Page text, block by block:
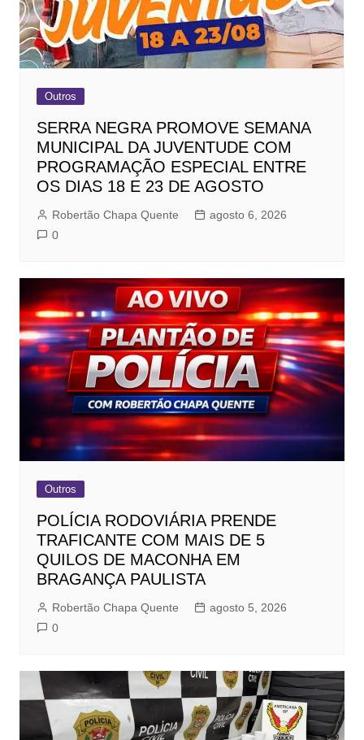
Outros
SERRA NEGRA PROMOVE SEMANA
MUNICIPAL DA JUVENTUDE COM
PROGRAMAÇÃO ESPECIAL ENTRE
OS DIAS 18 E 23 DE AGOSTO
Robertão Chapa Quente
agosto 6, 2026
0
Outros
POLÍCIA RODOVIÁRIA PRENDE
TRAFICANTE COM MAIS DE 5
QUILOS DE MACONHA EM
BRAGANÇA PAULISTA
Robertão Chapa Quente
agosto 5, 2026
0